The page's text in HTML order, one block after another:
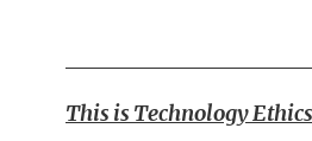
This is Technology